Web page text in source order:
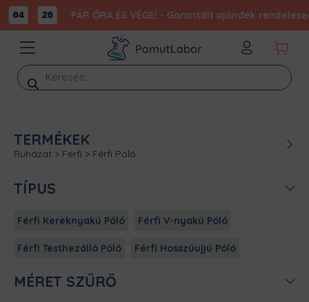
04 20 PÁR ÓRA ÉS VÉGE! - Garantált ajándék
Products
search
TERMÉKEK
Ruházat > Férfi > Férfi Póló
TÍPUS
Férfi Kereknyakú Póló Férfi V-nyakú Póló
Férfi Testhezálló Póló Férfi Hosszúujjú Póló
MÉRET SZŰRŐ